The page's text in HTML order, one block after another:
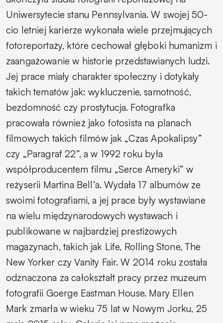
Uniwersytecie stanu Pennsylvania. W swojej 50-
cio letniej karierze wykonała wiele przejmujących
fotoreportaży, które cechował głęboki humanizm i
zaangażowanie w historie przedstawianych ludzi.
Jej prace miały charakter społeczny i dotykały
takich tematów jak: wykluczenie, samotność,
bezdomność czy prostytucja. Fotografka
pracowała również jako fotosista na planach
filmowych takich filmów jak „Czas Apokalipsy”
czy „Paragraf 22”, a w 1992 roku była
współproducentem filmu „Serce Ameryki” w
reżyserii Martina Bell’a. Wydała 17 albumów ze
swoimi fotografiami, a jej prace były wystawiane
na wielu międzynarodowych wystawach i
publikowane w najbardziej prestiżowych
magazynach, takich jak Life, Rolling Stone, The
New Yorker czy Vanity Fair. W 2014 roku została
odznaczona za całokształt pracy przez muzeum
fotografii Goerge Eastman House. Mary Ellen
Mark zmarła w wieku 75 lat w Nowym Jorku, 25